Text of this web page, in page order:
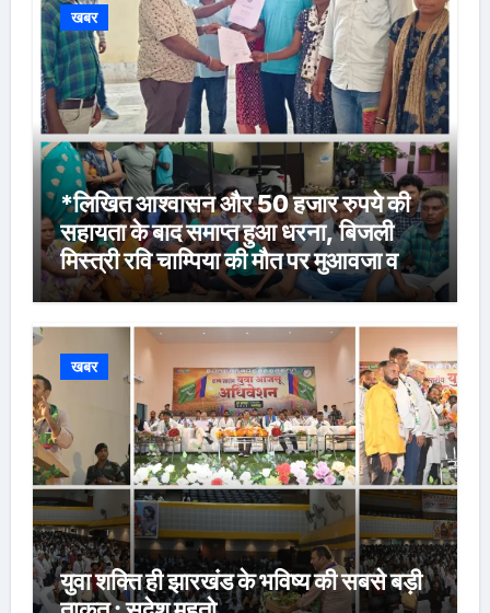
खबर
*लिखित आश्वासन और 50 हजार रुपये की
सहायता के बाद समाप्त हुआ धरना, बिजली
मिस्त्री रवि चाम्पिया की मौत पर मुआवजा व
नौकरी की मांग*
खबर
युवा शक्ति ही झारखंड के भविष्य की सबसे बड़ी